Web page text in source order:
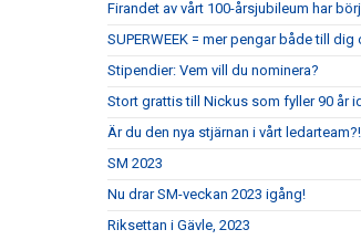
Firandet av vårt 100-årsjubileum har
SUPERWEEK = mer pengar både till
Stipendier: Vem vill du nominera?
Stort grattis till Nickus som fyller 90 år
Är du den nya stjärnan i vårt ledarteam?!
SM 2023
Nu drar SM-veckan 2023 igång!
Riksettan i Gävle, 2023